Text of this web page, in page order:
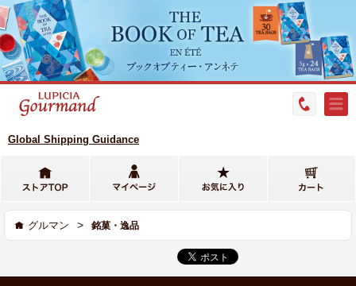
Global Shipping Guidance
グルマン > 銘菓・逸品